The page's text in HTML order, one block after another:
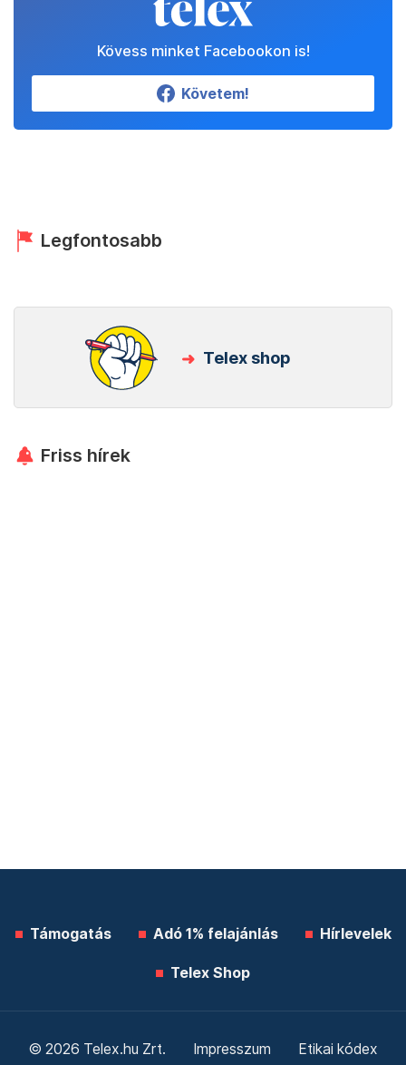
Kövess minket Facebookon is!
Követem!
Legfontosabb
Telex shop
Friss hírek
Támogatás Adó 1% felajánlás Hírlevelek
Telex Shop
© 2026 Telex.hu Zrt. Impresszum Etikai kódex